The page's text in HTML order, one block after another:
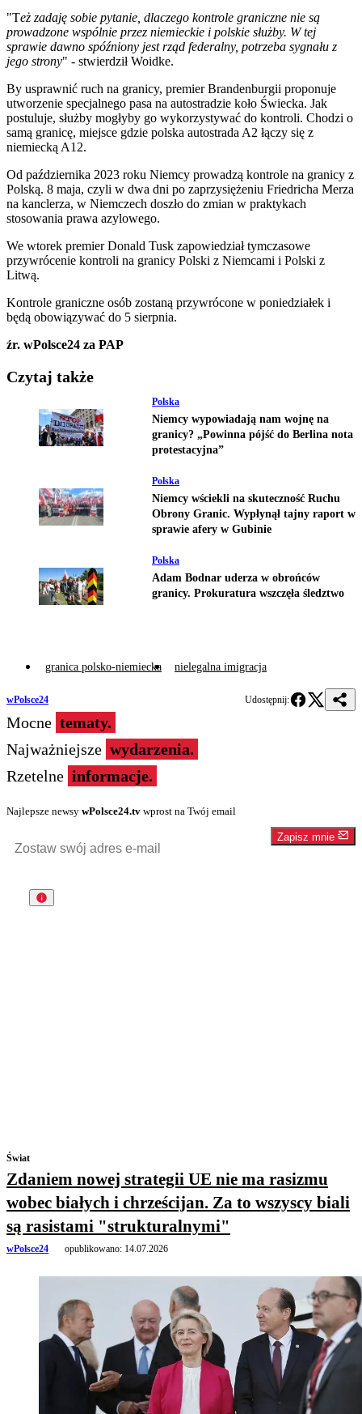
"Też zadaję sobie pytanie, dlaczego kontrole graniczne nie są
prowadzone wspólnie przez niemieckie i polskie służby. W tej
sprawie dawno spóźniony jest rząd federalny, potrzeba sygnału z
jego strony" - stwierdził Woidke.
By usprawnić ruch na granicy, premier Brandenburgii proponuje
utworzenie specjalnego pasa na autostradzie koło Świecka. Jak
postuluje, służby mogłyby go wykorzystywać do kontroli. Chodzi o
samą granicę, miejsce gdzie polska autostrada A2 łączy się z
niemiecką A12.
Od października 2023 roku Niemcy prowadzą kontrole na granicy z
Polską. 8 maja, czyli w dwa dni po zaprzysiężeniu Friedricha Merza
na kanclerza, w Niemczech doszło do zmian w praktykach
stosowania prawa azylowego.
We wtorek premier Donald Tusk zapowiedział tymczasowe
przywrócenie kontroli na granicy Polski z Niemcami i Polski z
Litwą.
Kontrole graniczne osób zostaną przywrócone w poniedziałek i
będą obowiązywać do 5 sierpnia.
źr. wPolsce24 za PAP
Czytaj także
Polska
Niemcy wypowiadają nam wojnę na
granicy? „Powinna pójść do Berlina nota
protestacyjna”
Polska
Niemcy wściekli na skuteczność Ruchu
Obrony Granic. Wypłynął tajny raport w
sprawie afery w Gubinie
Polska
Adam Bodnar uderza w obrońców
granicy. Prokuratura wszczęła śledztwo
granica polsko-niemiecka nielegalna imigracja
wPolsce24 Udostępnij:
Mocne tematy.
Najważniejsze wydarzenia.
Rzetelne informacje.
Najlepsze newsy wPolsce24.tv wprost na Twój email
Zapisz mnie
Świat
Zdaniem nowej strategii UE nie ma rasizmu
wobec białych i chrześcijan. Za to wszyscy biali
są rasistami "strukturalnymi"
wPolsce24 opublikowano: 14.07.2026